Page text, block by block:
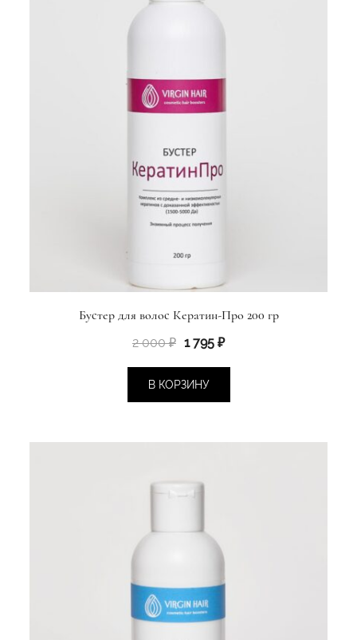
Бустер для волос Кератин-Про 200 гр
2 000₽ Первоначальная
составляла
2
1 795 ₽Текущая
795 ₽.
В КОРЗИНУ